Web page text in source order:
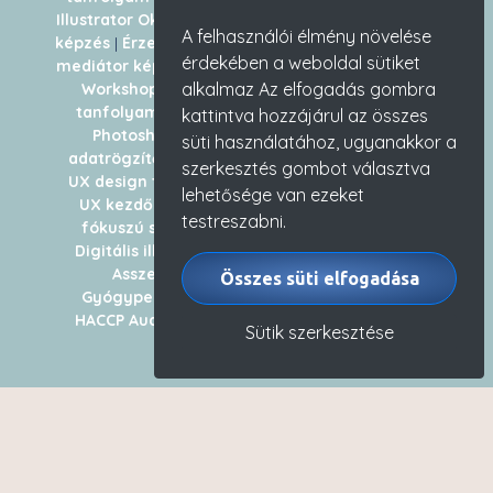
Illustrator Oktatóvideó
képzés | Érzelmi intelligencia tréner|Munkahelyi
mediátor képzés|UX haladó tanfolyam|Hímzés
Workshop
AI sprint tanfolyam|Illustrator
tanfolyam
Önismereti tréning kezdőknek|
Photoshop Oktatóvideó|Számítógépes
adatrögzítő tanfolyam
| InDesign tanfolyam
UX design tanfolyam
Photoshop tanfolyam
UX kezdő tanfolyam|Érzelmi intelligencia
fókuszú személyiségfejlesztő tanfolyam
Digitális illusztráció / Procreate tanfolyam|
Asszertív kommunikációs tréning|
Gyógypedagógiai asszisztens tanfolyam
HACCP Auditor képzés
UI haladó tanfolyam
A felhasználói élmény növelése
érdekében a weboldal sütiket
alkalmaz Az elfogadás gombra
kattintva hozzájárul az összes
süti használatához, ugyanakkor a
szerkesztés gombot választva
lehetősége van ezeket
testreszabni.
Összes süti elfogadása
Sütik szerkesztése